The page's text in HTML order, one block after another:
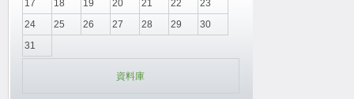
17
18 19 20 21 22
23
24
25 26 27 28 29
30
31
資料庫